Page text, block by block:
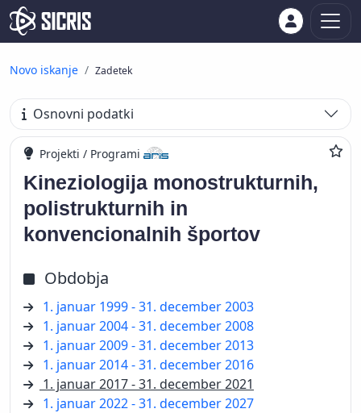
Novo iskanje Zadetek
Osnovni podatki
Projekti / Programi
Kineziologija monostrukturnih,
polistrukturnih in
konvencionalnih športov
Obdobja
1. januar 1999 - 31. december 2003
1. januar 2004 - 31. december 2008
1. januar 2009 - 31. december 2013
1. januar 2014 - 31. december 2016
1. januar 2017 - 31. december 2021
1. januar 2022 - 31. december 2027